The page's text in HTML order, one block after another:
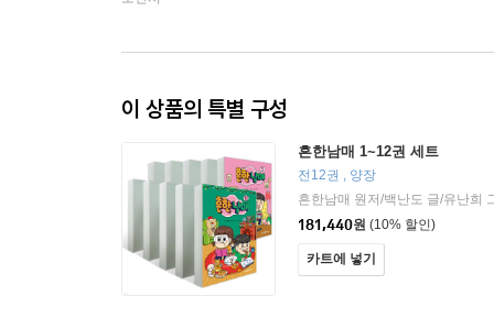
이 상품의 특별 구성
흔한남매 1~12권 세트
전12권 , 양장
181,440원 (10% 할인)
카트에 넣기